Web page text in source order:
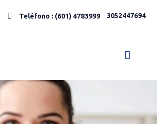
Teléfono : (601) 4783999 3052447694